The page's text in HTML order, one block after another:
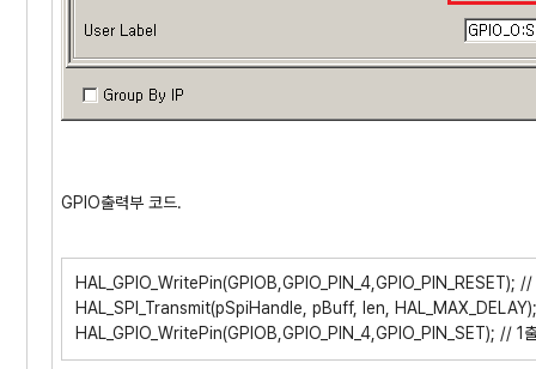
GPIO출력부 코드.
HAL_GPIO_WritePin(GPIOB,GPIO_PIN_4,GPIO_PIN_RESET);
HAL_SPI_Transmit(pSpiHandle, pBuff, len, HAL_MAX_DELAY);
HAL_GPIO_WritePin(GPIOB,GPIO_PIN_4,GPIO_PIN_SET); // 1